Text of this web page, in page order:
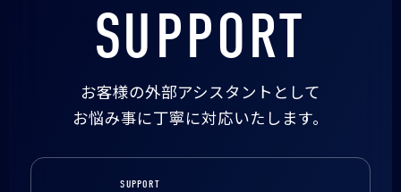
SUPPORT
お客様の外部アシスタントとして
お悩み事に丁寧に対応いたします。
SUPPORT